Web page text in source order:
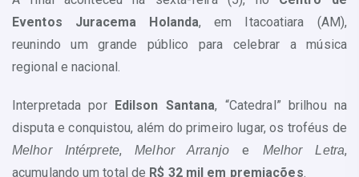
Eventos Juracema Holanda, em Itacoatiara (AM),
reunindo um grande público para celebrar a música
regional e nacional.
Interpretada por Edilson Santana, “Catedral” brilhou na
disputa e conquistou, além do primeiro lugar, os troféus de
Melhor Intérprete,Melhor Arranjoe Melhor Letra,
acumulando um total de R$ 32 mil em premiações